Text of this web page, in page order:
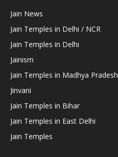
Jain News
Jain Temples in Delhi / NCR
Jain Temples in Delhi
Jainism
Jain Temples in Madhya Pradesh
Jinvani
Jain Temples in Bihar
Jain Temples in East Delhi
Jain Temples